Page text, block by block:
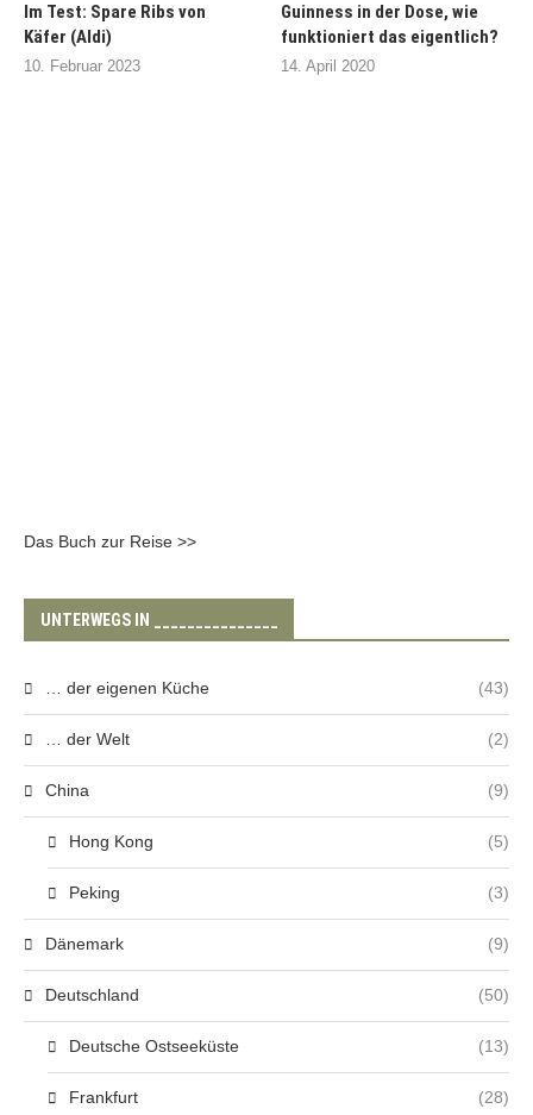
Im Test: Spare Ribs von
Käfer (Aldi)
10. Februar 2023
Guinness in der Dose, wie
funktioniert das eigentlich?
14. April 2020
Das Buch zur Reise >>
UNTERWEGS IN _______________
… der eigenen Küche (43)
… der Welt (2)
China (9)
Hong Kong (5)
Peking (3)
Dänemark (9)
Deutschland (50)
Deutsche Ostseeküste (13)
Frankfurt (28)